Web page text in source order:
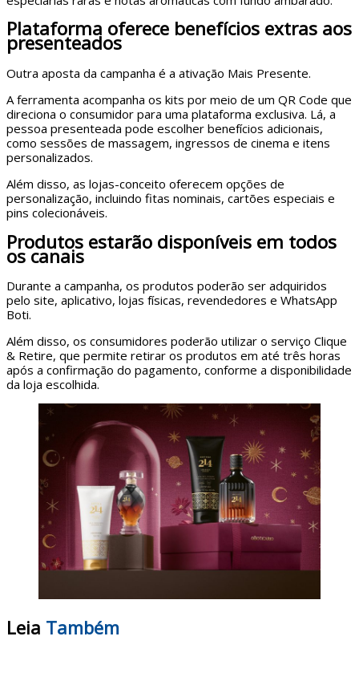
Plataforma oferece benefícios extras aos
presenteados
Outra aposta da campanha é a ativação Mais Presente.
A ferramenta acompanha os kits por meio de um QR Code que
direciona o consumidor para uma plataforma exclusiva. Lá, a
pessoa presenteada pode escolher benefícios adicionais,
como sessões de massagem, ingressos de cinema e itens
personalizados.
Além disso, as lojas-conceito oferecem opções de
personalização, incluindo fitas nominais, cartões especiais e
pins colecionáveis.
Produtos estarão disponíveis em todos
os canais
Durante a campanha, os produtos poderão ser adquiridos
pelo site, aplicativo, lojas físicas, revendedores e WhatsApp
Boti.
Além disso, os consumidores poderão utilizar o serviço Clique
& Retire, que permite retirar os produtos em até três horas
após a confirmação do pagamento, conforme a disponibilidade
da loja escolhida.
Leia Também